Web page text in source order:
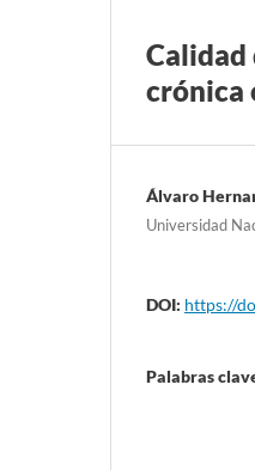
Calidad
crónica
Álvaro
Universidad
DOI: https://
Palabras